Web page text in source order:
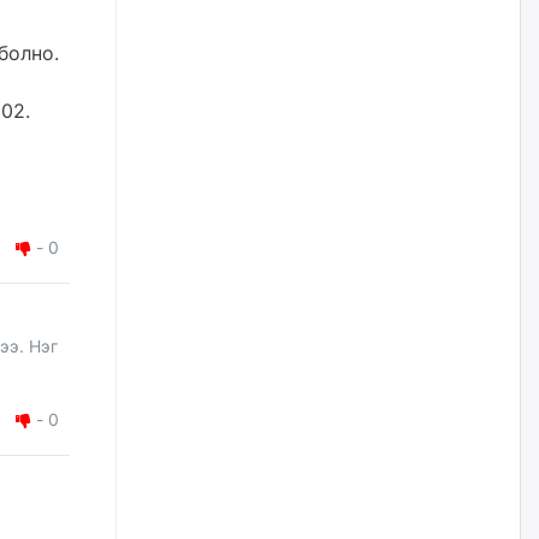
- 0
Нэг
- 0